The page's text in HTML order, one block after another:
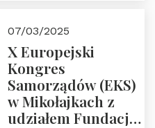
07/03/2025
X Europejski
Kongres
Samorządów (EKS)
w Mikołajkach z
udziałem Fundacji